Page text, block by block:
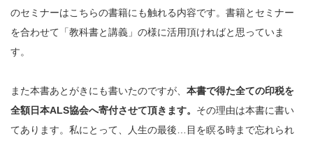
のセミナーはこちらの書籍にも触れる内容です。書籍とセミナー
を合わせて「教科書と講義」の様に活用頂ければと思っていま
す。
また本書あとがきにも書いたのですが、 本書で得た全ての印税を
全額日本ALS協会へ寄付させて頂きます。 その理由は本書に書い
てあります。私にとって、人生の最後…目を瞑る時まで忘れられ